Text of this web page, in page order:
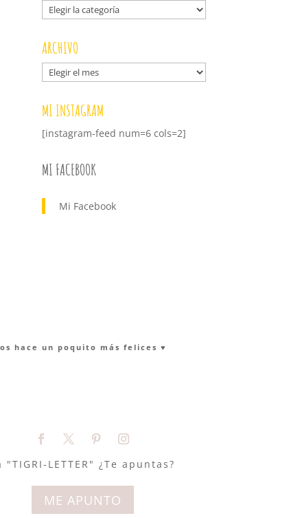
Mis
categorías
ARCHIVO
Archivo
MI INSTAGRAM
[instagram-feed num=6 cols=2]
MI FACEBOOK
Mi Facebook
hace un poquito más felices ♥︎
"TIGRI-LETTER" ¿Te apuntas?
ME APUNTO